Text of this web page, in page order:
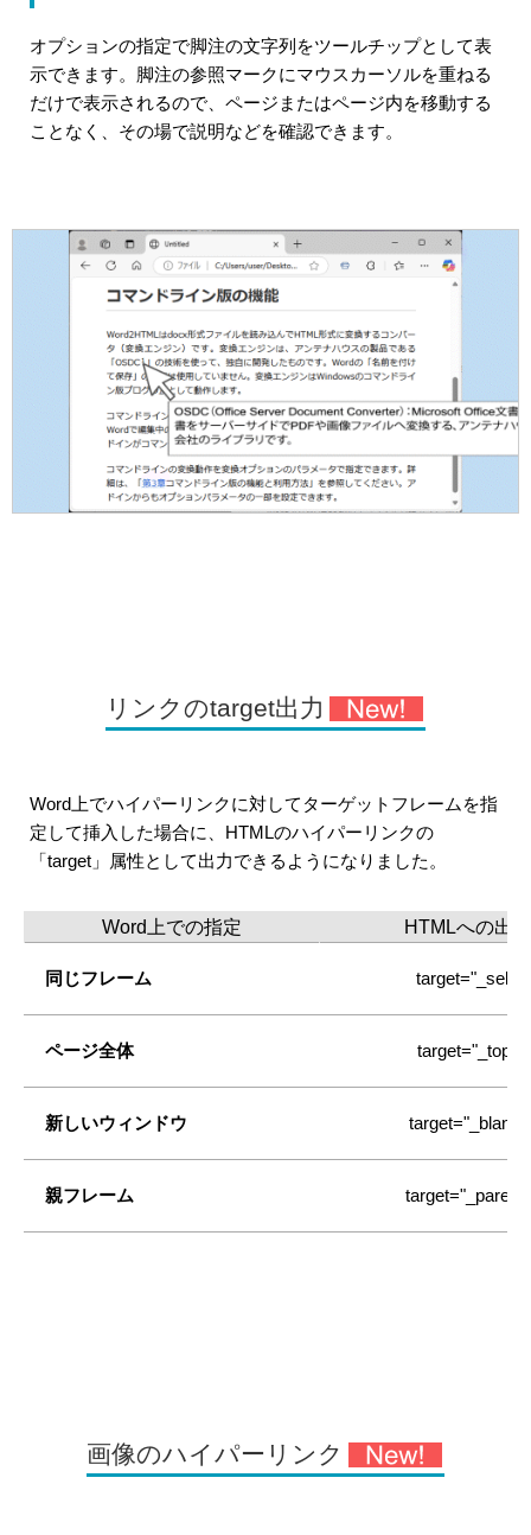
オプションの指定で脚注の文字列をツールチップとして表
示できます。脚注の参照マークにマウスカーソルを重ねる
だけで表示されるので、ページまたはページ内を移動する
ことなく、その場で説明などを確認できます。
リンクのtarget出力
Word上でハイパーリンクに対してターゲットフレームを指
定して挿入した場合に、HTMLのハイパーリンクの
「target」属性として出力できるようになりました。
Word上での指定 HTMLへの出力
同じフレーム target="_self"
ページ全体 target="_top"
新しいウィンドウ target="_blank"
親フレーム target="_parent"
画像のハイパーリンク